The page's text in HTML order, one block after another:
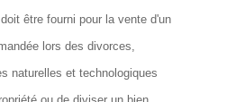
être fourni pour la vente d'un
lors des divorces,
naturelles et technologiques